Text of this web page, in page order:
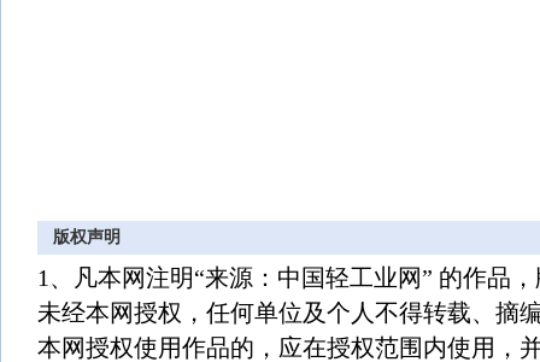
版权声明
1、凡本网注明“来源：中国轻工业网” 的作品
未经本网授权，任何单位及个人不得转载、摘
本网授权使用作品的，应在授权范围内使用，